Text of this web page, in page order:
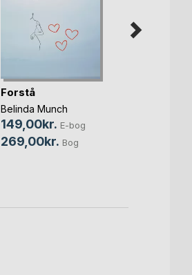
Forstå
Belinda Munch
149,00kr. E-bog
269,00kr. Bog